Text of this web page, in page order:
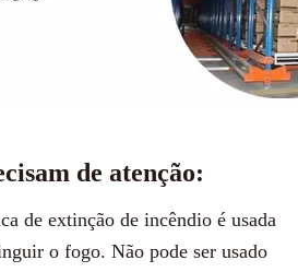
de atenção:
de extinção de incêndio é usada
o fogo. Não pode ser usado